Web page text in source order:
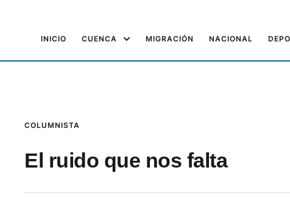
INICIO CUENCA MIGRACIÓN NACIONAL
COLUMNISTA
El ruido que nos falta